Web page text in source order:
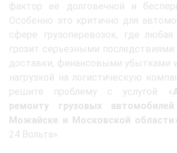
фактор её долговечной и
Особенно это критично для
сфере грузоперевозок, где
грозит серьёзными
доставки, финансовыми убытками
нагрузкой на логистическую
решите проблему с услугой «
ремонту грузовых
Можайске и Московской области
24 Вольта».